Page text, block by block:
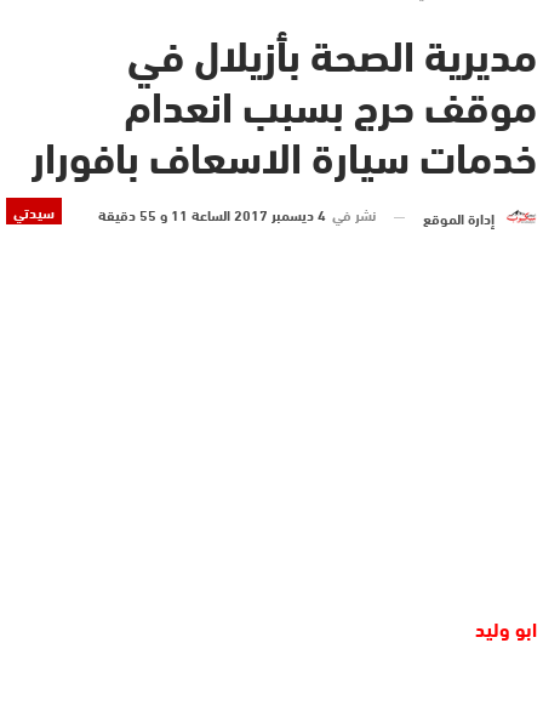
مديرية الصحة بأزيلال في
موقف حرج بسبب انعدام
خدمات سيارة الاسعاف بافورار
سيدتي إدارة الموقع نشر في 4 ديسمبر 2017 الساعة 11 و 55 دقيقة
ابو وليد